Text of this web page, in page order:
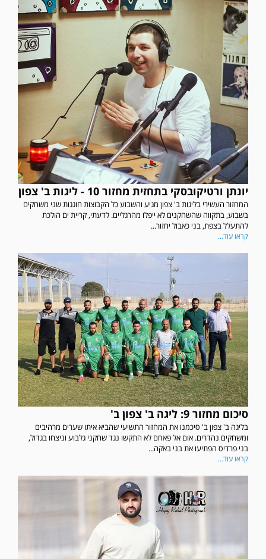
יונתן ורטיקובסקי בתחזית מחזור 10 - ליגות ב' צפון
המחזור העשירי בליגות ב' צפון מגיע והשבוע כל הקבוצות חוגגות שני משחקים
בשבוע, בתקווה שהשחקנים לא ייפלו מהרגליים. לדעתי, קריית ים הולכת
להתעלל בצפת, בני כאבול יחזור...
קראו עוד...
סיכום מחזור 9: ליגה ב' צפון ב'
בליגה ב' צפון ב' סיכמנו את המחזור התשיעי שהביא איתו שערים מרהיבים
ומשחקים נהדרים. אום אל פאחם לא התקשו נגד שחקני גלבוע וניצחו בגדול,
בני פרדיס הפתיעו את בני באקה...
קראו עוד...